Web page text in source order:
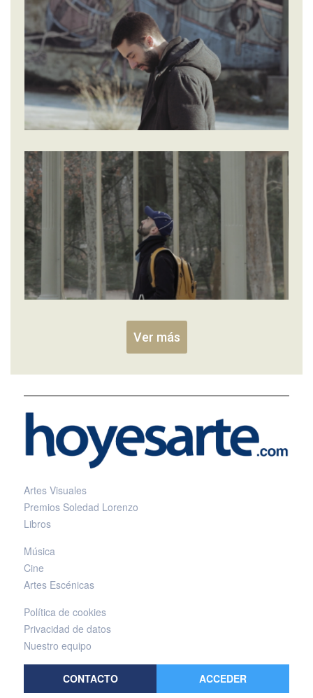
Ver más
Artes Visuales
Premios Soledad Lorenzo
Libros
Música
Cine
Artes Escénicas
Política de cookies
Privacidad de datos
Nuestro equipo
CONTACTO ACCEDER